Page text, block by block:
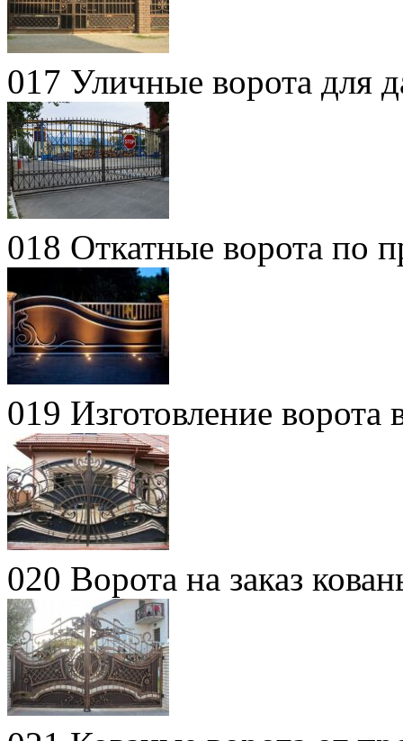
017 Уличные ворота для
018 Откатные ворота по
019 Изготовление ворота
020 Ворота на заказ